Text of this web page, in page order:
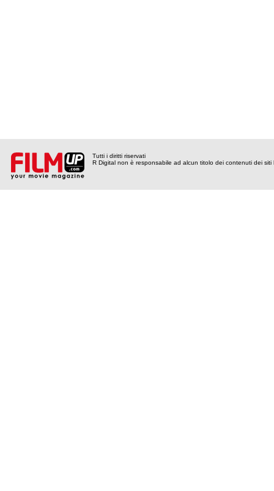
Tutti i diritti riservati
R Digital non è responsabile ad alcun titolo dei contenuti dei siti